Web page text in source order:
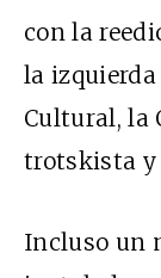
con la
la
Cultural, la
trotskista y
Incluso un